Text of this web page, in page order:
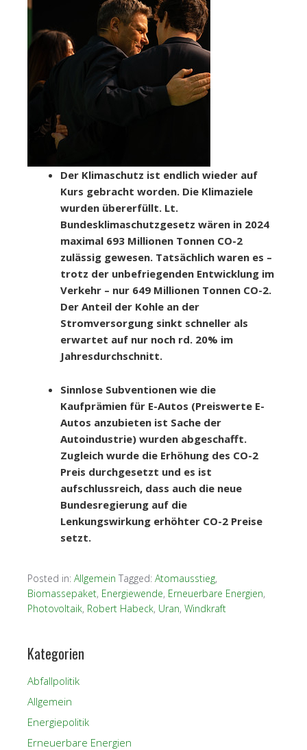
Der Klimaschutz ist endlich wieder auf
Kurs gebracht worden. Die Klimaziele
wurden übererfüllt. Lt.
Bundesklimaschutzgesetz wären in 2024
maximal 693 Millionen Tonnen CO-2
zulässig gewesen. Tatsächlich waren es –
trotz der unbefriegenden Entwicklung im
Verkehr – nur 649 Millionen Tonnen CO-2.
Der Anteil der Kohle an der
Stromversorgung sinkt schneller als
erwartet auf nur noch rd. 20% im
Jahresdurchschnitt.
Sinnlose Subventionen wie die
Kaufprämien für E-Autos (Preiswerte E-
Autos anzubieten ist Sache der
Autoindustrie) wurden abgeschafft.
Zugleich wurde die Erhöhung des CO-2
Preis durchgesetzt und es ist
aufschlussreich, dass auch die neue
Bundesregierung auf die
Lenkungswirkung erhöhter CO-2 Preise
setzt.
Posted in: Allgemein Tagged: Atomausstieg,
Biomassepaket, Energiewende, Erneuerbare Energien,
Photovoltaik, Robert Habeck, Uran, Windkraft
Kategorien
Abfallpolitik
Allgemein
Energiepolitik
Erneuerbare Energien